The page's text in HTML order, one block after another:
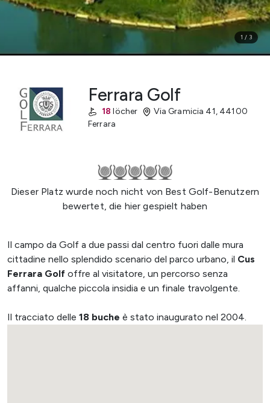
1 / 3
Ferrara Golf
18 löcher Via Gramicia 41, 44100
Ferrara
Dieser Platz wurde noch nicht von Best Golf-Benutzern
bewertet, die hier gespielt haben
Il campo da Golf a due passi dal centro fuori dalle mura
cittadine nello splendido scenario del parco urbano, il Cus
Ferrara Golf offre al visitatore, un percorso senza
affanni, qualche piccola insidia e un finale travolgente.
Il tracciato delle 18 buche è stato inaugurato nel 2004.